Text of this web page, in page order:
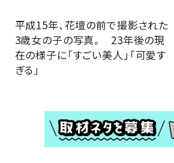
平成15年、花壇の前で撮影された
3歳女の子の写真。 23年後の現
在の様子に「すごい美人」「可愛す
ぎる」